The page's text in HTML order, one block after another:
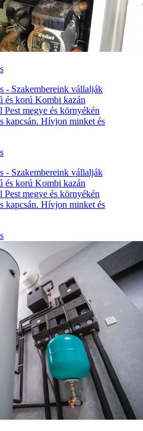
- Szakembereink vállalják
és korú Kombi kazán
Pest megye és környékén
kapcsán. Hívjon minket és
- Szakembereink vállalják
és korú Kombi kazán
Pest megye és környékén
kapcsán. Hívjon minket és